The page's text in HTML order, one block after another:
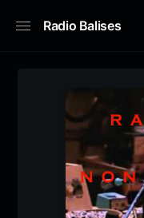
Radio Balises